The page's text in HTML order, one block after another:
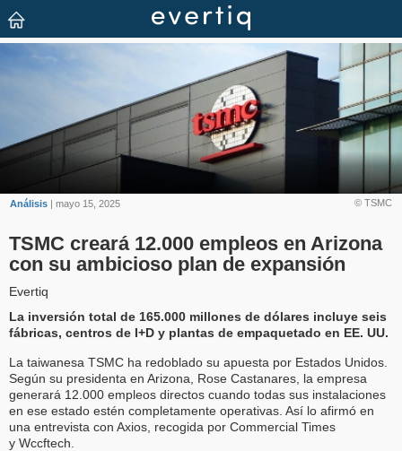
© TSMC
Análisis | mayo 15, 2025
TSMC creará 12.000 empleos en Arizona
con su ambicioso plan de expansión
Evertiq
La inversión total de 165.000 millones de dólares incluye seis
fábricas, centros de I+D y plantas de empaquetado en EE. UU.
La taiwanesa TSMC ha redoblado su apuesta por Estados Unidos.
Según su presidenta en Arizona, Rose Castanares, la empresa
generará 12.000 empleos directos cuando todas sus instalaciones
en ese estado estén completamente operativas. Así lo afirmó en
una entrevista con Axios, recogida por Commercial Times
y Wccftech.